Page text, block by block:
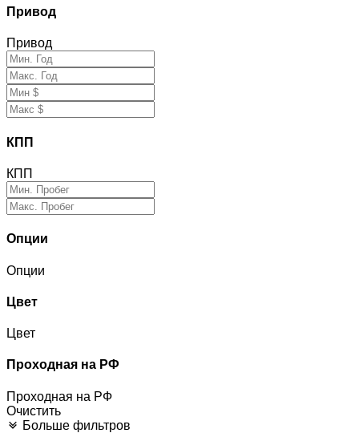
Привод
Привод
КПП
КПП
Опции
Опции
Цвет
Цвет
Проходная на РФ
Проходная на РФ
Очистить
Больше фильтров